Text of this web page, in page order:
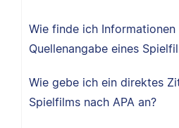
Wie finde ich Informationen
Quellenangabe eines
Wie gebe ich ein direktes
Spielfilms nach APA an?